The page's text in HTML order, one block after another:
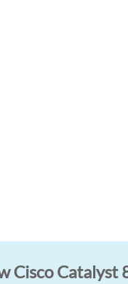
Cisco Catalyst